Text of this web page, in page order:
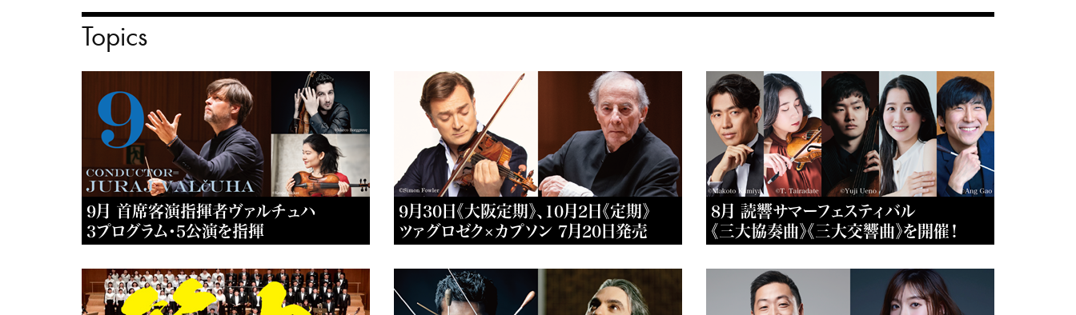
Topics
9月 首席客演指揮者ヴァルチュハ
3プログラム・5公演を指揮
9月30日《大阪定期》、10月2日《定期》
ツァグロゼク×カプソン 7月20日発売
8月 読響サマーフェスティバル
《三大協奏曲》《三大交響曲》を開催！